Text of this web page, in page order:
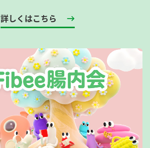
詳しくはこちら